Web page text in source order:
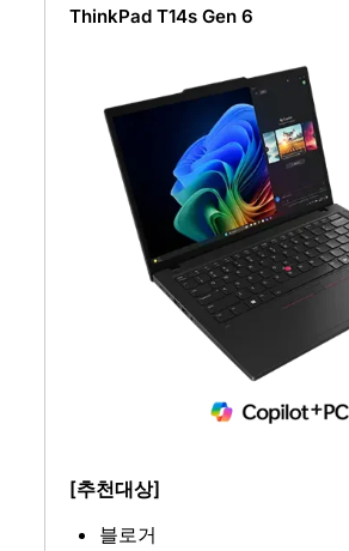
ThinkPad T14s Gen 6
[추천대상]
블로거